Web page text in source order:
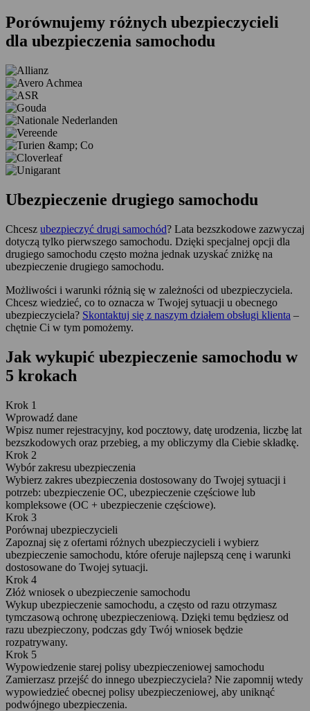
Porównujemy różnych ubezpieczycieli
dla ubezpieczenia samochodu
Ubezpieczenie drugiego samochodu
Chcesz ubezpieczyć drugi samochód? Lata bezszkodowe zazwyczaj
dotyczą tylko pierwszego samochodu. Dzięki specjalnej opcji dla
drugiego samochodu często można jednak uzyskać zniżkę na
ubezpieczenie drugiego samochodu.
Możliwości i warunki różnią się w zależności od ubezpieczyciela.
Chcesz wiedzieć, co to oznacza w Twojej sytuacji u obecnego
ubezpieczyciela? Skontaktuj się z naszym działem obsługi klienta –
chętnie Ci w tym pomożemy.
Jak wykupić ubezpieczenie samochodu w
5 krokach
Krok 1
Wprowadź dane
Wpisz numer rejestracyjny, kod pocztowy, datę urodzenia, liczbę lat
bezszkodowych oraz przebieg, a my obliczymy dla Ciebie składkę.
Krok 2
Wybór zakresu ubezpieczenia
Wybierz zakres ubezpieczenia dostosowany do Twojej sytuacji i
potrzeb: ubezpieczenie OC, ubezpieczenie częściowe lub
kompleksowe (OC + ubezpieczenie częściowe).
Krok 3
Porównaj ubezpieczycieli
Zapoznaj się z ofertami różnych ubezpieczycieli i wybierz
ubezpieczenie samochodu, które oferuje najlepszą cenę i warunki
dostosowane do Twojej sytuacji.
Krok 4
Złóż wniosek o ubezpieczenie samochodu
Wykup ubezpieczenie samochodu, a często od razu otrzymasz
tymczasową ochronę ubezpieczeniową. Dzięki temu będziesz od
razu ubezpieczony, podczas gdy Twój wniosek będzie
rozpatrywany.
Krok 5
Wypowiedzenie starej polisy ubezpieczeniowej samochodu
Zamierzasz przejść do innego ubezpieczyciela? Nie zapomnij wtedy
wypowiedzieć obecnej polisy ubezpieczeniowej, aby uniknąć
podwójnego ubezpieczenia.